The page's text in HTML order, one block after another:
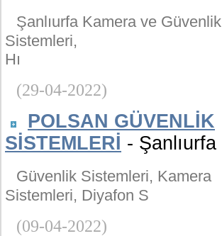
Şanlıurfa Kamera ve Güvenlik
Sistemleri,
Hı
(29-04-2022)
POLSAN GÜVENLİK
SİSTEMLERİ - Şanlıurfa
Güvenlik Sistemleri, Kamera
Sistemleri, Diyafon S
(09-04-2022)